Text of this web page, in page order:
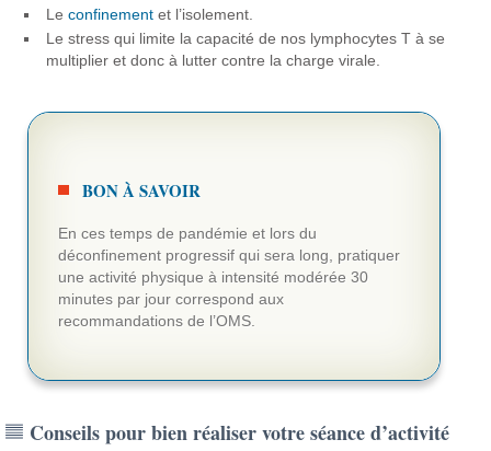
Leconfinement et l’isolement.
Le stress qui limite la capacité de nos lymphocytes T à se
multiplier et donc à lutter contre la charge virale.
BON À SAVOIR
En ces temps de pandémie et lors du
déconfinement progressif qui sera long, pratiquer
une activité physique à intensité modérée 30
minutes par jour correspond aux
recommandations de l’OMS.
Conseils pour bien réaliser votre séance d’activité